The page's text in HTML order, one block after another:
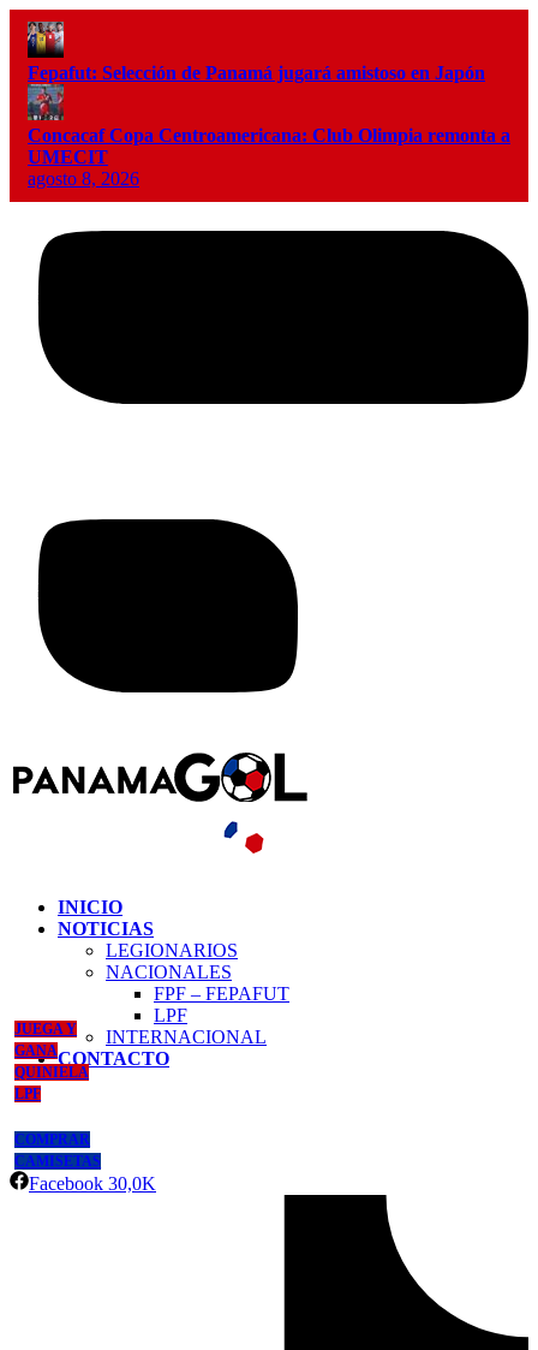
Fepafut: Selección de Panamá jugará amistoso en Japón
Concacaf Copa Centroamericana: Club Olimpia remonta a
UMECIT
agosto 8, 2026
INICIO
NOTICIAS
LEGIONARIOS
NACIONALES
FPF – FEPAFUT
LPF
INTERNACIONAL
CONTACTO
JUEGA Y
GANA
QUINIELA
LPF
COMPRAR
CAMISETAS
Facebook 30,0K